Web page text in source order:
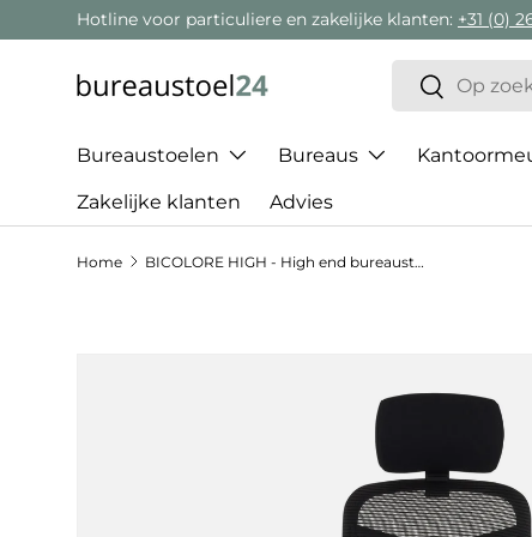
Ga naar inhoud
Hotline voor particuliere en zakelijke klanten: +31 (0)
Zoeken
Zoeken
Bureaustoelen Bureaus
Zakelijke klanten Advies
Home BICOLORE HIGH - High end bureaustoel
Ga direct naar productinformatie